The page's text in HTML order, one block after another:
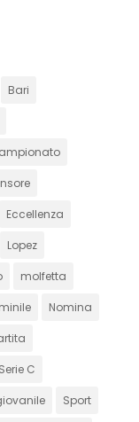
Bari
Eccellenza
Lopez
molfetta
Nomina
Serie C
Sport